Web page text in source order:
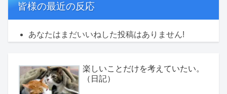
皆様の最近の反応
あなたはまだいいねした投稿はありません!
楽しいことだけを考えていたい。
（日記）